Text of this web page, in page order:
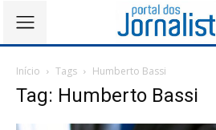
Início Tags Humberto Bassi
Tag: Humberto Bassi